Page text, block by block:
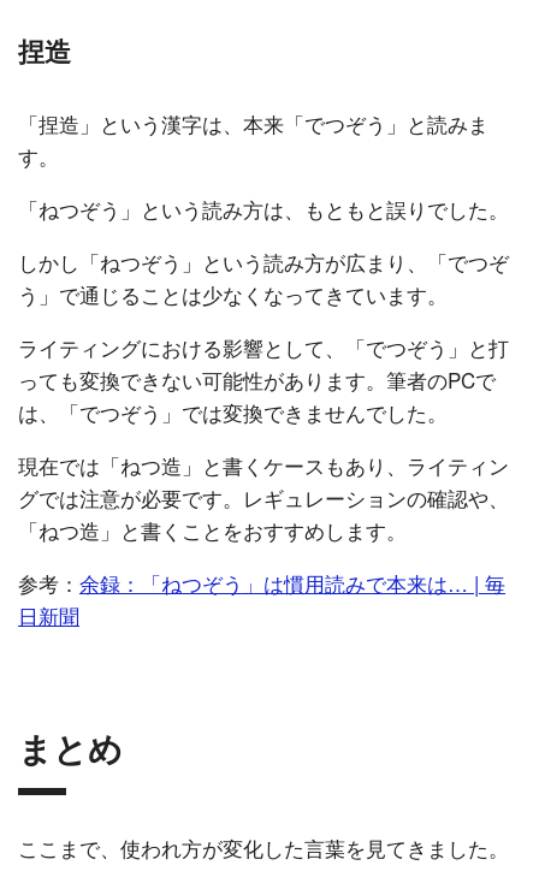
捏造
「捏造」という漢字は、本来「でつぞう」と読みま
す。
「ねつぞう」という読み方は、もともと誤りでした。
しかし「ねつぞう」という読み方が広まり、「でつぞ
う」で通じることは少なくなってきています。
ライティングにおける影響として、「でつぞう」と打
っても変換できない可能性があります。筆者のPCで
は、「でつぞう」では変換できませんでした。
現在では「ねつ造」と書くケースもあり、ライティン
グでは注意が必要です。レギュレーションの確認や、
「ねつ造」と書くことをおすすめします。
参考： 余録：「ねつぞう」は慣用読みで本来は… | 毎
日新聞
まとめ
ここまで、使われ方が変化した言葉を見てきました。